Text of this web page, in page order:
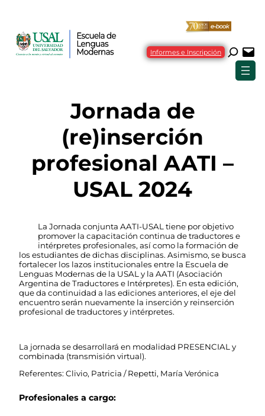
contenido
Informes e Inscripción
Jornada de
(re)inserción
profesional AATI –
USAL 2024
La Jornada conjunta AATI-USAL tiene por objetivo
promover la capacitación continua de traductores e
intérpretes profesionales, así como la formación de
los estudiantes de dichas disciplinas. Asimismo, se busca
fortalecer los lazos institucionales entre la Escuela de
Lenguas Modernas de la USAL y la AATI (Asociación
Argentina de Traductores e Intérpretes). En esta edición,
que da continuidad a las ediciones anteriores, el eje del
encuentro serán nuevamente la inserción y reinserción
profesional de traductores y intérpretes.
La jornada se desarrollará en modalidad PRESENCIAL y
combinada (transmisión virtual).
Referentes: Clivio, Patricia / Repetti, María Verónica
Profesionales a cargo: